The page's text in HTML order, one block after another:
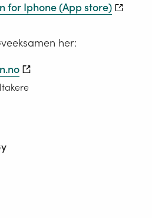
for Iphone (App store)
her: